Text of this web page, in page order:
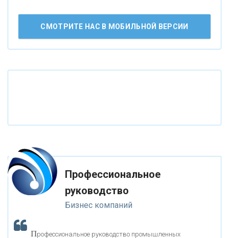
АО «КРЕДИТ ЕВРОПА БАНК»
«ФК ОТКРЫТИЕ»
«ЗАПСИБКОМБАНК»
«РОСЕВРОБАНК»
СМОТРИТЕ НАС В МОБИЛЬНОЙ ВЕРСИИ
Профессиональное
руководство
Бизнес компаний
Профессиональное руководство промышленных